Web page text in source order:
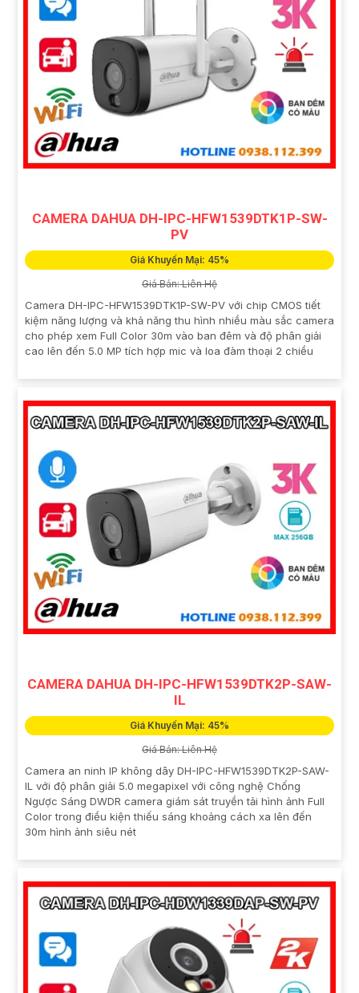
CAMERA DAHUA DH-IPC-HFW1539DTK1P-SW-
PV
Giá Khuyến Mại: 45%
Giá Bán: Liên Hệ
Camera DH-IPC-HFW1539DTK1P-SW-PV với chip CMOS tiết
kiệm năng lượng và khả năng thu hình nhiều màu sắc camera
cho phép xem Full Color 30m vào ban đêm và độ phân giải
cao lên đến 5.0 MP tích hợp mic và loa đàm thoại 2 chiều
CAMERA DAHUA DH-IPC-HFW1539DTK2P-SAW-
IL
Giá Khuyến Mại: 45%
Giá Bán: Liên Hệ
Camera an ninh IP không dây DH-IPC-HFW1539DTK2P-SAW-
IL với độ phân giải 5.0 megapixel với công nghệ Chống
Ngược Sáng DWDR camera giám sát truyền tải hình ảnh Full
Color trong điều kiện thiếu sáng khoảng cách xa lên đến
30m hình ảnh siêu nét